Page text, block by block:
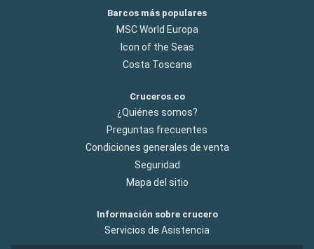
Barcos más populares
MSC World Europa
Icon of the Seas
Costa Toscana
Cruceros.co
¿Quiénes somos?
Preguntas frecuentes
Condiciones generales de venta
Seguridad
Mapa del sitio
Información sobre crucero
Servicios de Asistencia